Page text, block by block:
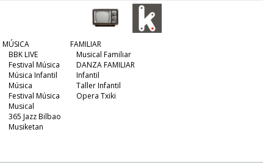
MÚSICA
BBK LIVE
Festival Música
Música Infantil
Música
Festival Música
Musical
365 Jazz Bilbao
Musiketan
FAMILIAR
Musical Familiar
DANZA FAMILIAR
Infantil
Taller Infantil
Opera Txiki